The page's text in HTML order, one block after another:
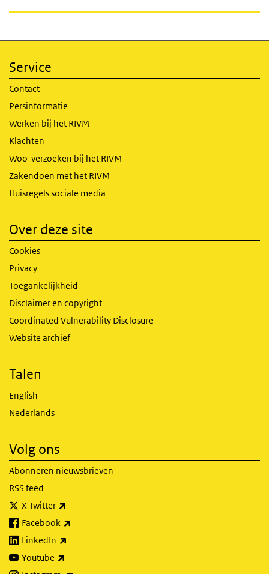
Service
Contact
Persinformatie
Werken bij het RIVM
Klachten
Woo-verzoeken bij het RIVM
Zakendoen met het RIVM
Huisregels sociale media
Over deze site
Cookies
Privacy
Toegankelijkheid
Disclaimer en copyright
Coordinated Vulnerability Disclosure
Website archief
Talen
English
Nederlands
Volg ons
Abonneren nieuwsbrieven
RSS feed
X Twitter
Facebook
LinkedIn
Youtube